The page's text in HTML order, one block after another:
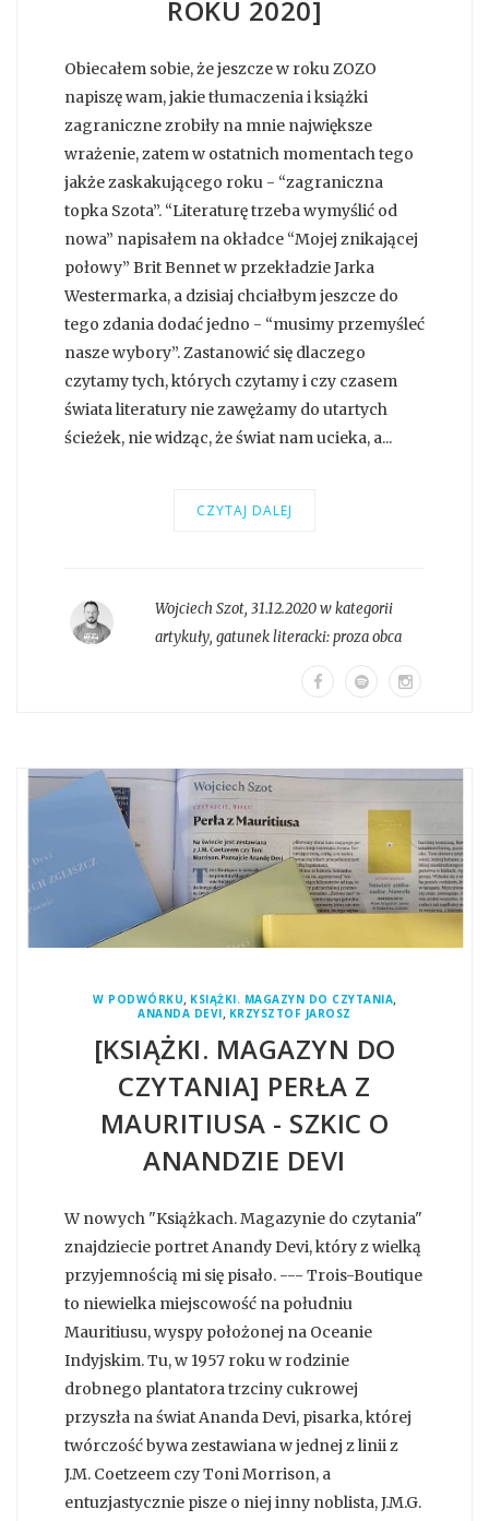
ROKU 2020]
Obiecałem sobie, że jeszcze w roku ZOZO
napiszę wam, jakie tłumaczenia i książki
zagraniczne zrobiły na mnie największe
wrażenie, zatem w ostatnich momentach tego
jakże zaskakującego roku - “zagraniczna
topka Szota”. “Literaturę trzeba wymyślić od
nowa” napisałem na okładce “Mojej znikającej
połowy” Brit Bennet w przekładzie Jarka
Westermarka, a dzisiaj chciałbym jeszcze do
tego zdania dodać jedno - “musimy przemyśleć
nasze wybory”. Zastanowić się dlaczego
czytamy tych, których czytamy i czy czasem
świata literatury nie zawężamy do utartych
ścieżek, nie widząc, że świat nam ucieka, a...
CZYTAJ DALEJ
Wojciech Szot, 31.12.2020 w kategorii
artykuły, gatunek literacki:proza obca
W PODWÓRKU, KSIĄŻKI. MAGAZYN DO CZYTANIA,
ANANDA DEVI, KRZYSZTOF JAROSZ
[KSIĄŻKI. MAGAZYN DO
CZYTANIA] PERŁA Z
MAURITIUSA - SZKIC O
ANANDZIE DEVI
W nowych "Książkach. Magazynie do czytania"
znajdziecie portret Anandy Devi, który z wielką
przyjemnością mi się pisało. --- Trois-Boutique
to niewielka miejscowość na południu
Mauritiusu, wyspy położonej na Oceanie
Indyjskim. Tu, w 1957 roku w rodzinie
drobnego plantatora trzciny cukrowej
przyszła na świat Ananda Devi, pisarka, której
twórczość bywa zestawiana w jednej z linii z
J.M. Coetzeem czy Toni Morrison, a
entuzjastycznie pisze o niej inny noblista, J.M.G.